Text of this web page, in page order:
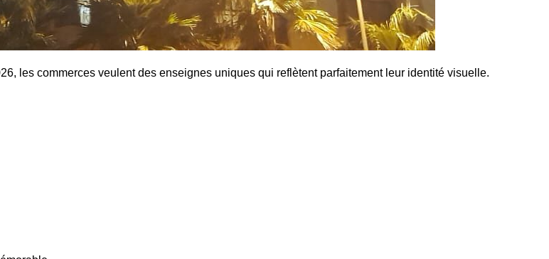
les commerces veulent des enseignes uniques qui reflètent parfaitement leur identité visuelle.